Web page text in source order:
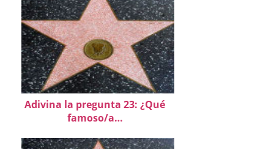
Adivina la pregunta 23: ¿Qué
famoso/a…